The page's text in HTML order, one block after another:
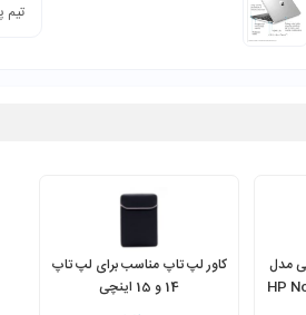
تیم
اچ پی مدل
HP
کاور لپ تاپ مناسب برای لپ تاپ
14 و 15 اینچی